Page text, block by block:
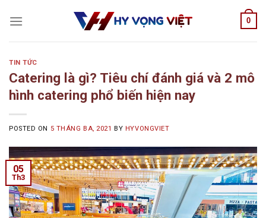
0
TIN TỨC
Catering là gì? Tiêu chí đánh giá và 2 mô
hình catering phổ biến hiện nay
POSTED ON 5 THÁNG BA, 2021 BY HYVONGVIET
05
Th3